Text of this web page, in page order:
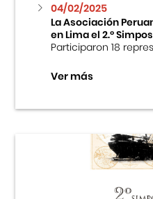
04/02/2025
La Asociación
en Lima el 2.º
Participaron 18
Ver más